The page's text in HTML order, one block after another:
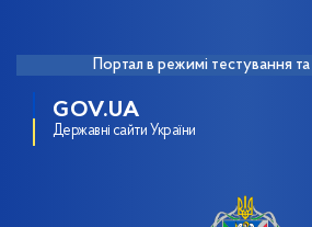
Портал в режимі тестування
GOV.UA
Державні сайти України